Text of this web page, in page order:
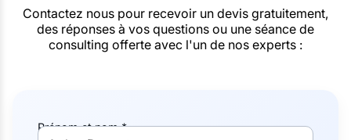
Contactez nous pour recevoir un devis gratuitement,
des réponses à vos questions ou une séance de
consulting offerte avec l'un de nos experts :
Prénom et nom *